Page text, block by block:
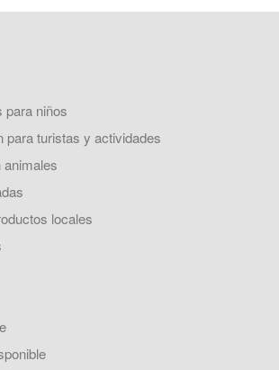
para niños
para turistas y actividades
animales
locales